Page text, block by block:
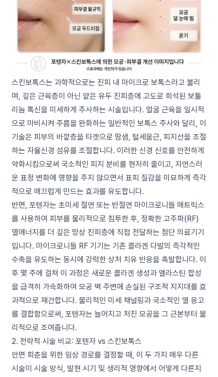
스킨보톡스는 과학적으로는 진피 내 마이크로 보톡스라고 불리
며, 깊은 근육층이 아닌 얕은 유두 진피층에 고도로 희석된 보툴
리눔 톡신을 미세하게 주사하는 시술입니다. 얼굴 근육을 일시적
으로 마비시켜 주름을 완화하는 일반적인 보톡스 주사와 달리, 이
기술은 피부의 바깥층을 타겟으로 땀샘, 털세움근, 피지선을 조절
하는 자율신경 섬유를 조절합니다. 이러한 신경 신호를 안전하게
약화시킴으로써 국소적인 피지 분비를 현저히 줄이고, 자연스러
운 표정 변화에 영향을 주지 않으면서 표피 질감을 미묘하게 즉각
적으로 매끄럽게 만드는 효과를 유도합니다.
반면, 포텐자는 초미세 절연 또는 반절연 마이크로니들 매트릭스
를 사용하여 피부를 물리적으로 침투한 후, 정확한 고주파(RF)
열에너지를 더 깊은 망상 진피층에 직접 전달하는 첨단 의료기기
입니다. 마이크로니들 RF 기기는 기존 콜라겐 다발의 즉각적인
수축을 유도하는 동시에 강력한 상처 치유 반응을 촉발합니다. 이
후 몇 주에 걸쳐 이 과정은 새로운 콜라겐 생성과 엘라스틴 합성
을 급격히 가속화하여 모공 벽 주변에 손실된 구조적 지지대를 효
과적으로 재건합니다. 물리적인 미세 채널링과 국소적인 열 응고
를 결합함으로써, 포텐자는 늘어지고 처진 모공을 그 근본부터 물
리적으로 조여줍니다.
2. 전략적 시술 비교: 포텐자 vs 스킨보톡스
안면 회춘을 위한 임상 경로를 결정할 때, 이 두 가지 매우 다른
시술이 시술 방식, 발현 시기 및 생리적 영향에서 어떻게 다른지